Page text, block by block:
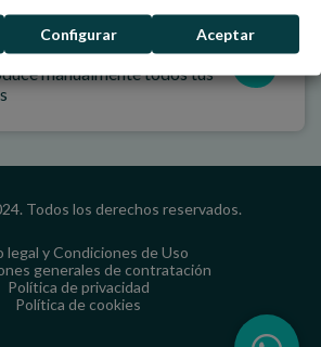
FACTURA
manualmente todos tus
Todos los derechos reservados.
legal y Condiciones de Uso
generales de contratación
Política de privacidad
Política de cookies
Configurar Aceptar